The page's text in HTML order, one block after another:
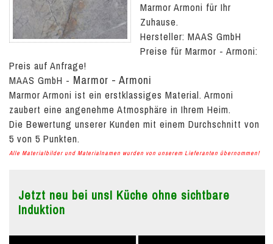
Marmor Armoni für Ihr
Zuhause.
Hersteller: MAAS GmbH
Preise für Marmor - Armoni:
Preis auf Anfrage!
MAAS GmbH - Marmor - Armoni
Marmor Armoni ist ein erstklassiges Material. Armoni
zaubert eine angenehme Atmosphäre in Ihrem Heim.
Die Bewertung unserer Kunden mit einem Durchschnitt von
5 von 5 Punkten.
Alle Materialbilder und Materialnamen wurden von unserem Lieferanten übernommen!
Jetzt neu bei uns! Küche ohne sichtbare
Induktion